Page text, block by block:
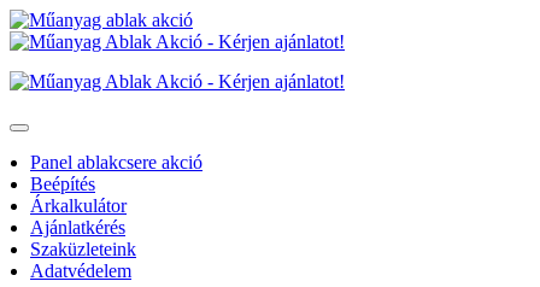
Panel ablakcsere akció
Beépítés
Árkalkulátor
Ajánlatkérés
Szaküzleteink
Adatvédelem